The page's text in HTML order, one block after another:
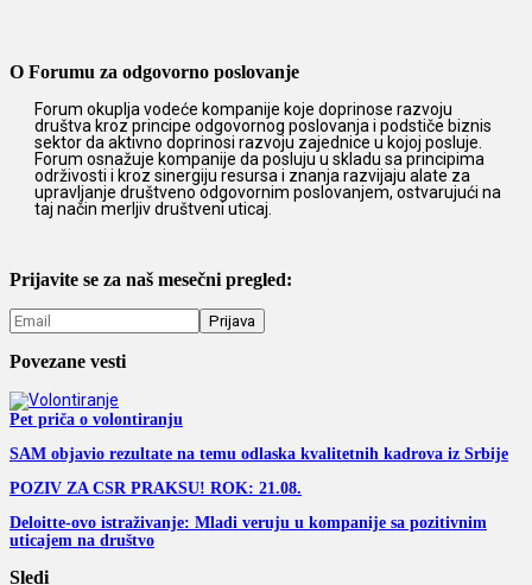
O Forumu za odgovorno poslovanje
Forum okuplja vodeće kompanije koje doprinose razvoju
društva kroz principe odgovornog poslovanja i podstiče biznis
sektor da aktivno doprinosi razvoju zajednice u kojoj posluje.
Forum osnažuje kompanije da posluju u skladu sa principima
održivosti i kroz sinergiju resursa i znanja razvijaju alate za
upravljanje društveno odgovornim poslovanjem, ostvarujući na
taj način merljiv društveni uticaj.
Prijavite se za naš mesečni pregled:
Povezane vesti
Pet priča o volontiranju
SAM objavio rezultate na temu odlaska kvalitetnih kadrova iz Srbije
POZIV ZA CSR PRAKSU! ROK: 21.08.
Deloitte-ovo istraživanje: Mladi veruju u kompanije sa pozitivnim
uticajem na društvo
Sledi